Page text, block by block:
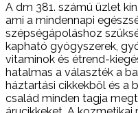
A dm 381. számú üzlet
ami a mindennapi
szépségápoláshoz
kapható gyógyszerek,
vitaminok és étrend-
hatalmas a választék a
háztartási cikkekből és a
család minden tagja